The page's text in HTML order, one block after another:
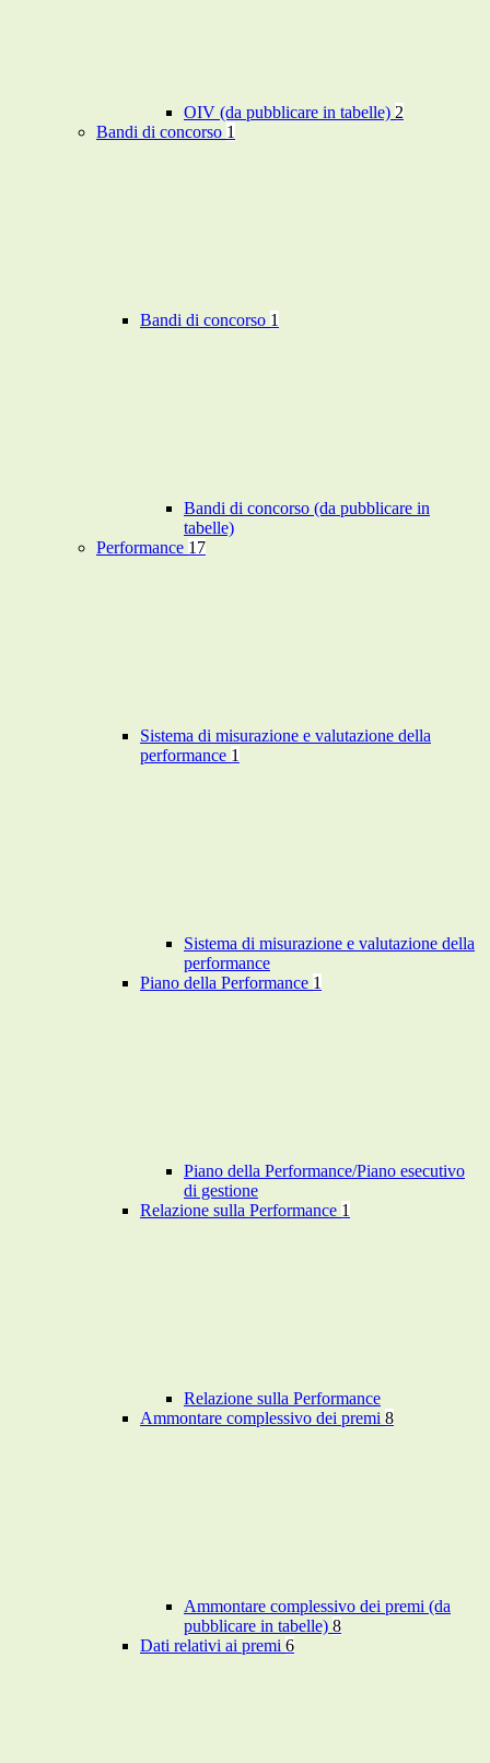
OIV (da pubblicare in tabelle) 2
Bandi di concorso 1
Bandi di concorso 1
Bandi di concorso (da pubblicare in
tabelle)
Performance 17
Sistema di misurazione e valutazione della
performance 1
Sistema di misurazione e valutazione della
performance
Piano della Performance 1
Piano della Performance/Piano esecutivo
di gestione
Relazione sulla Performance 1
Relazione sulla Performance
Ammontare complessivo dei premi 8
Ammontare complessivo dei premi (da
pubblicare in tabelle) 8
Dati relativi ai premi 6